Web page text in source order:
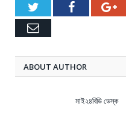
TwitterFacebook
Email
ABOUT AUTHOR
মাই২৪বিডি ডেস্ক